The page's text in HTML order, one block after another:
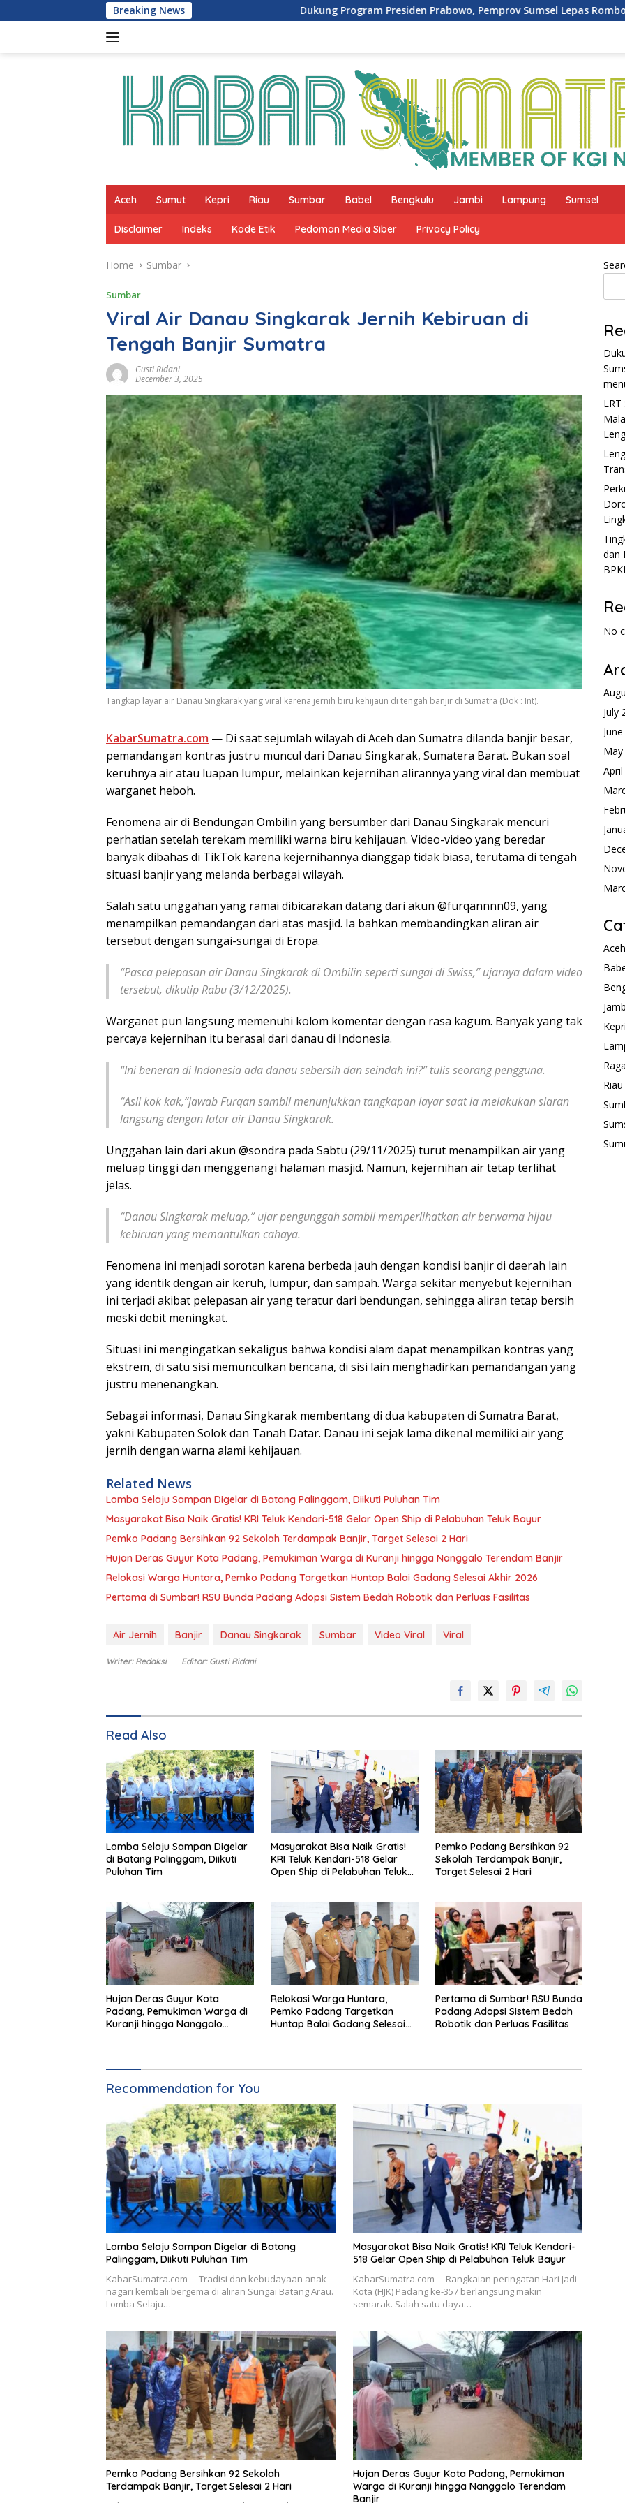
to
Breaking News Dukung Program Presiden Prabowo, Pemprov Sumsel Lepas Rombongan SRT 31
Aceh Sumut Kepri Riau Sumbar Babel Bengkulu Jambi Lampung Sumsel
Disclaimer Indeks Kode Etik Pedoman Media Siber Privacy Policy
Home Sumbar
Sumbar
Viral Air Danau Singkarak Jernih Kebiruan di
Tengah Banjir Sumatra
Gusti Ridani
December 3, 2025
Tangkap layar air Danau Singkarak yang viral karena jernih biru kehijaun di tengah banjir di Sumatra (Dok : Int).
KabarSumatra.com — Di saat sejumlah wilayah di Aceh dan Sumatra dilanda banjir besar,
pemandangan kontras justru muncul dari Danau Singkarak, Sumatera Barat. Bukan soal
keruhnya air atau luapan lumpur, melainkan kejernihan alirannya yang viral dan membuat
warganet heboh.
Fenomena air di Bendungan Ombilin yang bersumber dari Danau Singkarak mencuri
perhatian setelah terekam memiliki warna biru kehijauan. Video-video yang beredar
banyak dibahas di TikTok karena kejernihannya dianggap tidak biasa, terutama di tengah
situasi banjir yang melanda berbagai wilayah.
Salah satu unggahan yang ramai dibicarakan datang dari akun @furqannnn09, yang
menampilkan pemandangan dari atas masjid. Ia bahkan membandingkan aliran air
tersebut dengan sungai-sungai di Eropa.
“Pasca pelepasan air Danau Singkarak di Ombilin seperti sungai di Swiss,” ujarnya dalam video
tersebut, dikutip Rabu (3/12/2025).
Warganet pun langsung memenuhi kolom komentar dengan rasa kagum. Banyak yang tak
percaya kejernihan itu berasal dari danau di Indonesia.
“Ini beneran di Indonesia ada danau sebersih dan seindah ini?” tulis seorang pengguna.
“Asli kok kak,”jawab Furqan sambil menunjukkan tangkapan layar saat ia melakukan siaran
langsung dengan latar air Danau Singkarak.
Unggahan lain dari akun @sondra pada Sabtu (29/11/2025) turut menampilkan air yang
meluap tinggi dan menggenangi halaman masjid. Namun, kejernihan air tetap terlihat
jelas.
“Danau Singkarak meluap,” ujar pengunggah sambil memperlihatkan air berwarna hijau
kebiruan yang memantulkan cahaya.
Fenomena ini menjadi sorotan karena berbeda jauh dengan kondisi banjir di daerah lain
yang identik dengan air keruh, lumpur, dan sampah. Warga sekitar menyebut kejernihan
ini terjadi akibat pelepasan air yang teratur dari bendungan, sehingga aliran tetap bersih
meski debit meningkat.
Situasi ini mengingatkan sekaligus bahwa kondisi alam dapat menampilkan kontras yang
ekstrem, di satu sisi memunculkan bencana, di sisi lain menghadirkan pemandangan yang
justru menenangkan.
Sebagai informasi, Danau Singkarak membentang di dua kabupaten di Sumatra Barat,
yakni Kabupaten Solok dan Tanah Datar. Danau ini sejak lama dikenal memiliki air yang
jernih dengan warna alami kehijauan.
Related News
Lomba Selaju Sampan Digelar di Batang Palinggam, Diikuti Puluhan Tim
Masyarakat Bisa Naik Gratis! KRI Teluk Kendari-518 Gelar Open Ship di Pelabuhan Teluk Bayur
Pemko Padang Bersihkan 92 Sekolah Terdampak Banjir, Target Selesai 2 Hari
Hujan Deras Guyur Kota Padang, Pemukiman Warga di Kuranji hingga Nanggalo Terendam Banjir
Relokasi Warga Huntara, Pemko Padang Targetkan Huntap Balai Gadang Selesai Akhir 2026
Pertama di Sumbar! RSU Bunda Padang Adopsi Sistem Bedah Robotik dan Perluas Fasilitas
Air Jernih Banjir Danau Singkarak Sumbar Video Viral Viral
Writer: Redaksi Editor: Gusti Ridani
Read Also
Lomba Selaju Sampan Digelar
di Batang Palinggam, Diikuti
Puluhan Tim
Masyarakat Bisa Naik Gratis!
KRI Teluk Kendari-518 Gelar
Open Ship di Pelabuhan Teluk
Pemko Padang Bersihkan 92
Sekolah Terdampak Banjir,
Target Selesai 2 Hari
Hujan Deras Guyur Kota
Padang, Pemukiman Warga di
Kuranji hingga Nanggalo
Relokasi Warga Huntara,
Pemko Padang Targetkan
Huntap Balai Gadang Selesai
Pertama di Sumbar! RSU Bunda
Padang Adopsi Sistem Bedah
Robotik dan Perluas Fasilitas
Recommendation for You
Lomba Selaju Sampan Digelar di Batang
Palinggam, Diikuti Puluhan Tim
KabarSumatra.com— Tradisi dan kebudayaan anak
nagari kembali bergema di aliran Sungai Batang Arau.
Lomba Selaju…
Masyarakat Bisa Naik Gratis! KRI Teluk Kendari-
518 Gelar Open Ship di Pelabuhan Teluk Bayur
KabarSumatra.com— Rangkaian peringatan Hari Jadi
Kota (HJK) Padang ke-357 berlangsung makin
semarak. Salah satu daya…
Pemko Padang Bersihkan 92 Sekolah
Terdampak Banjir, Target Selesai 2 Hari
Hujan Deras Guyur Kota Padang, Pemukiman
Warga di Kuranji hingga Nanggalo Terendam
Banjir
dan
No
July
Aceh
Kepri
Riau